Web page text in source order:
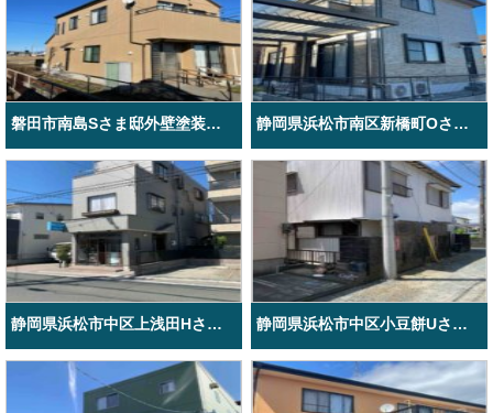
磐田市南島Sさま邸外壁塗装工事 静岡県浜松市南区新橋町Oさま邸外壁塗装
静岡県浜松市中区上浅田Hさま店舗兼ご自宅外壁塗装 静岡県浜松市中区小豆餅Uさま外壁塗装